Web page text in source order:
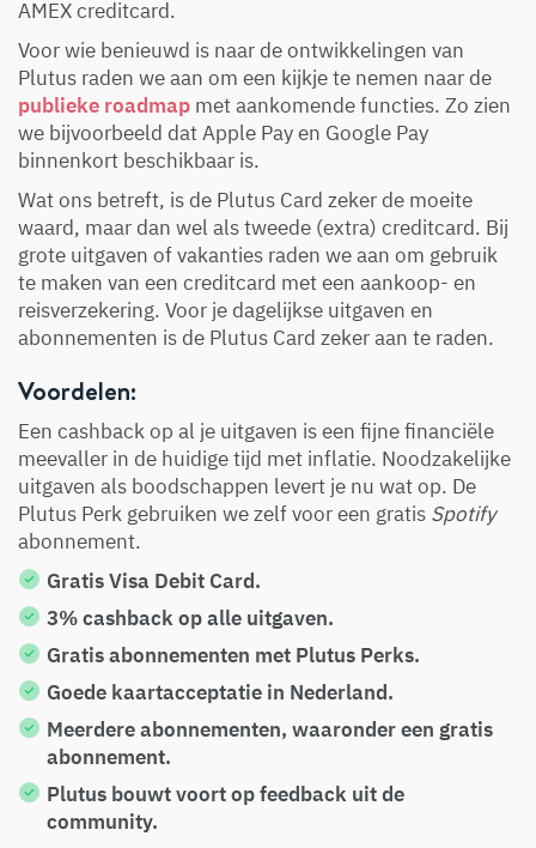
AMEX creditcard.
Voor wie benieuwd is naar de ontwikkelingen van
Plutus raden we aan om een kijkje te nemen naar de
publieke roadmap met aankomende functies. Zo zien
we bijvoorbeeld dat Apple Pay en Google Pay
binnenkort beschikbaar is.
Wat ons betreft, is de Plutus Card zeker de moeite
waard, maar dan wel als tweede (extra) creditcard. Bij
grote uitgaven of vakanties raden we aan om gebruik
te maken van een creditcard met een aankoop- en
reisverzekering. Voor je dagelijkse uitgaven en
abonnementen is de Plutus Card zeker aan te raden.
Voordelen:
Een cashback op al je uitgaven is een fijne financiële
meevaller in de huidige tijd met inflatie. Noodzakelijke
uitgaven als boodschappen levert je nu wat op. De
Plutus Perk gebruiken we zelf voor een gratis Spotify
abonnement.
Gratis Visa Debit Card.
3% cashback op alle uitgaven.
Gratis abonnementen met Plutus Perks.
Goede kaartacceptatie in Nederland.
Meerdere abonnementen, waaronder een gratis
abonnement.
Plutus bouwt voort op feedback uit de
community.